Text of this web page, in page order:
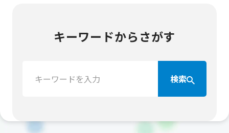
キーワードからさがす
索：
検索